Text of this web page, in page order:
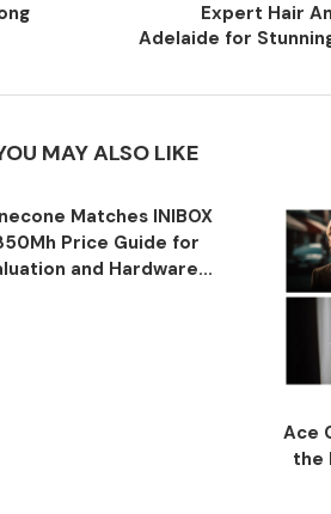
Expert Hair
Adelaide for
MAY ALSO LIKE
Matches INIBOX
Price Guide for
and Hardware...
Ace
the